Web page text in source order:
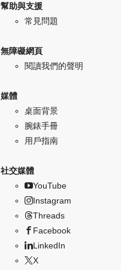
幫助與支援
常見問題
無障礙網頁
閱讀我們的聲明
媒體
桌面背景
腕錶手冊
用戶指南
社交媒體
YouTube
Instagram
Threads
Facebook
LinkedIn
X